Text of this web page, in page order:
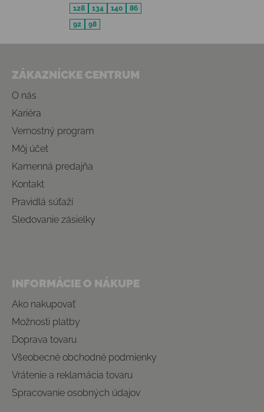
128
134 140
86
92
98
ZÁKAZNÍCKE CENTRUM
O nás
Kariéra
Vernostný program
Môj účet
Kamenná predajňa
Kontakt
Pravidlá súťaží
Sledovanie zásielky
INFORMÁCIE O NÁKUPE
Ako nakupovať
Možnosti platby
Doprava tovaru
Všeobecné obchodné podmienky
Vrátenie a reklamácia tovaru
Spracovanie osobných údajov